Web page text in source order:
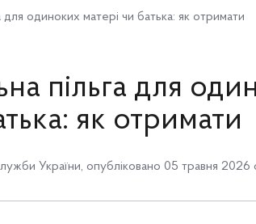
для одиноких матері чи батька: як отримати
пільга для
як отримати
України, опубліковано 05 травня 2026